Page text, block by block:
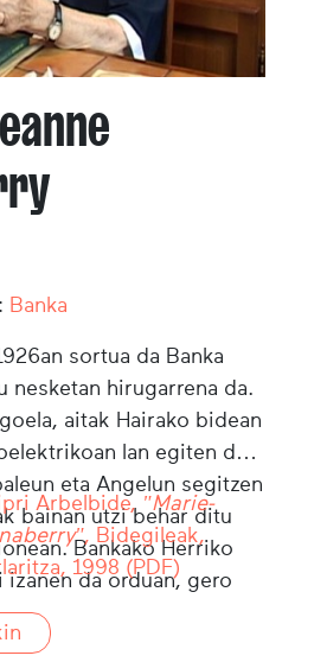
Banka
sortua da Banka
nesketan hirugarrena da.
aitak Hairako bidean
lan egiten du.
eta Angelun segitzen
bainan utzi behar ditu
Bankako Herriko
izanen da orduan, gero
Baionan 1954tik
idazkari eta berriketari
Arbelbide, "Marie-
, Bidegileak,
1998 (PDF)